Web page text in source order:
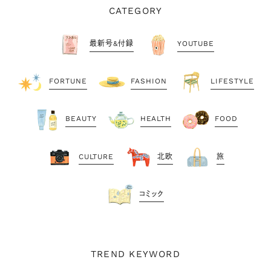
CATEGORY
最新号&付録 YOUTUBE
FORTUNE FASHION LIFESTYLE
BEAUTY HEALTH FOOD
CULTURE 北欧 旅
コミック
TREND KEYWORD